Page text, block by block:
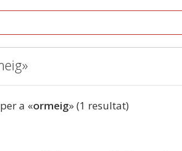
a «ormeig» (1 resultat)